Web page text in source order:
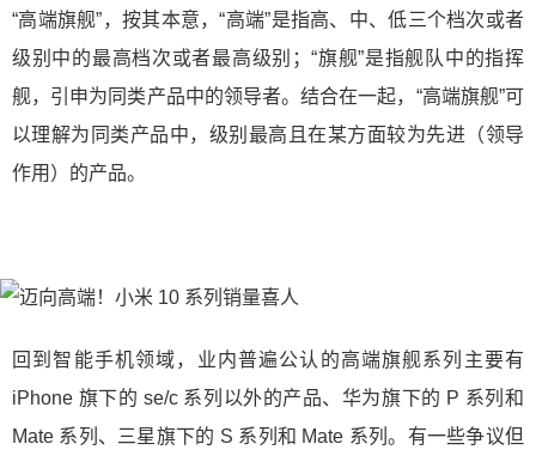
“高端旗舰”，按其本意，“高端”是指高、中、低三个档次或者
级别中的最高档次或者最高级别；“旗舰”是指舰队中的指挥
舰，引申为同类产品中的领导者。结合在一起，“高端旗舰”可
以理解为同类产品中，级别最高且在某方面较为先进（领导
作用）的产品。
回到智能手机领域，业内普遍公认的高端旗舰系列主要有
iPhone 旗下的 se/c 系列以外的产品、华为旗下的 P 系列和
Mate 系列、三星旗下的 S 系列和 Mate 系列。有一些争议但